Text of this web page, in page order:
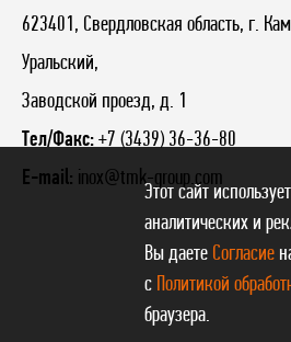
623401, Свердловская область, г.
Уральский,
Заводской проезд, д. 1
Тел/Факс: +7 (3439) 36-36-80
E-mail: inox@tmk-group.com
Этот сайт
аналитических и
Вы даете Согласие
с Политикой
браузера.